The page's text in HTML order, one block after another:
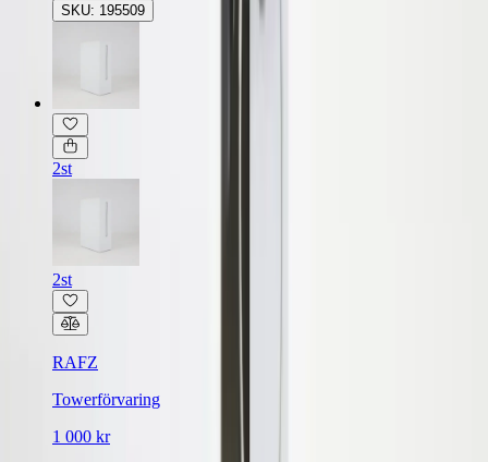
SKU: 195509
2st
2st
RAFZ
Towerförvaring
1 000 kr